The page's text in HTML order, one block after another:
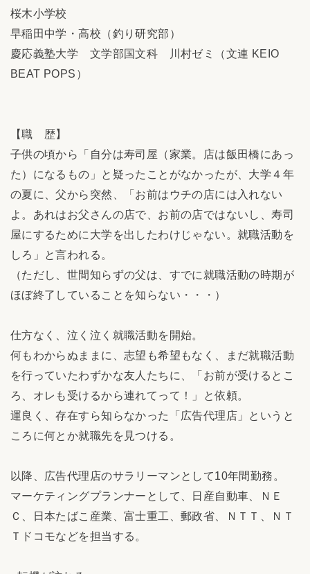
桜木小学校
早稲田中学・高校（釣り研究部）
慶応義塾大学 文学部国文科 川村ゼミ（文連 KEIO
BEAT POPS）
【職 歴】
子供の頃から「自分は寿司屋（家業。店は飯田橋にあっ
た）になるもの」と疑ったことがなかったが、大学４年
の夏に、父から突然、「お前はウチの店には入れない
よ。あれはお父さんの店で、お前の店ではないし、寿司
屋にするために大学を出したわけじゃない。就職活動を
しろ」と言われる。
（ただし、世間知らずの父は、すでに就職活動の時期が
ほぼ終了していることを知らない・・・）
仕方なく、泣く泣く就職活動を開始。
何もわからぬままに、志望も希望もなく、まだ就職活動
を行っていたわずかな友人たちに、「お前が受けるとこ
ろ、オレも受けるから連れてって！」と依頼。
運良く、存在すら知らなかった「広告代理店」というと
ころに何とか就職先を見つける。
以降、広告代理店のサラリーマンとして10年間勤務。
マーケティングプランナーとして、日産自動車、ＮＥ
Ｃ、日本たばこ産業、富士重工、郵政省、ＮＴＴ、ＮＴ
Ｔドコモなどを担当する。